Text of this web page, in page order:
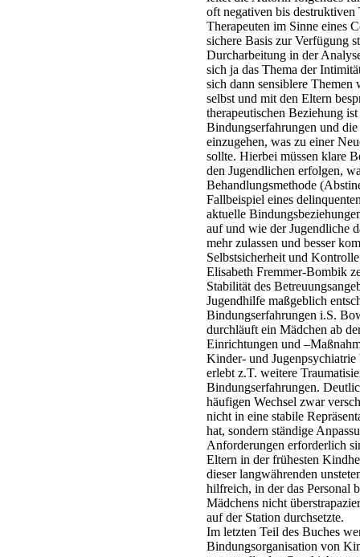
oft negativen bis destruktiven
Therapeuten im Sinne eines
sichere Basis zur Verfügung
Durcharbeitung in der
sich ja das Thema der
sich dann sensiblere
selbst und mit den Eltern
therapeutischen Beziehung
Bindungserfahrungen und
einzugehen, was zu einer
sollte. Hierbei müssen klare
den Jugendlichen erfolgen,
Behandlungsmethode
Fallbeispiel eines
aktuelle
auf und wie der Jugendliche
mehr zulassen und besser
Selbstsicherheit und
Elisabeth Fremmer-Bombik
Stabilität des
Jugendhilfe maßgeblich
Bindungserfahrungen i.S.
durchläuft ein Mädchen ab
Einrichtungen und
Kinder- und
erlebt z.T. weitere
Bindungserfahrungen.
häufigen Wechsel zwar
nicht in eine stabile
hat, sondern ständige
Anforderungen erforderlich
Eltern in der frühesten
dieser langwährenden
hilfreich, in der das Personal
Mädchens nicht
auf der Station durchsetzte.
Im letzten Teil des Buches
Bindungsorganisation von